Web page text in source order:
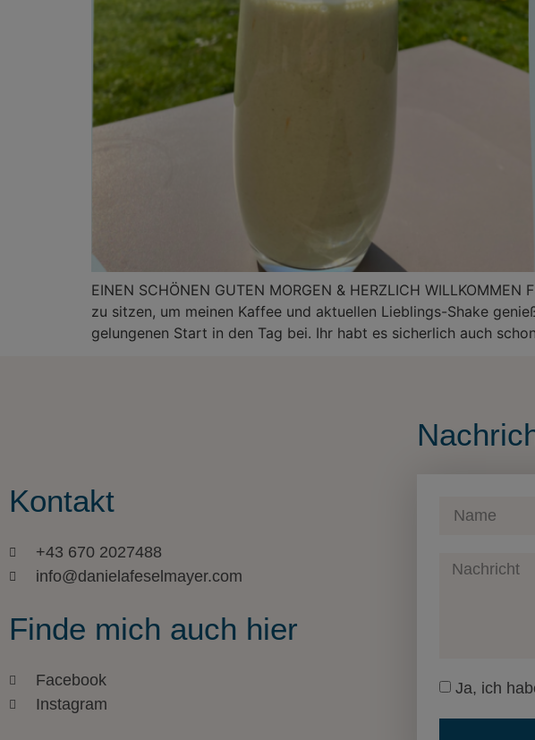
EINEN SCHÖNEN GUTEN MORGEN & HERZLICH
zu sitzen, um meinen Kaffee und aktuellen Lieblings-Shake
gelungenen Start in den Tag bei. Ihr habt es sicherlich auch
Kontakt
+43 670 2027488
info@danielafeselmayer.com
Finde mich auch hier
Facebook
Instagram
Ja, ich